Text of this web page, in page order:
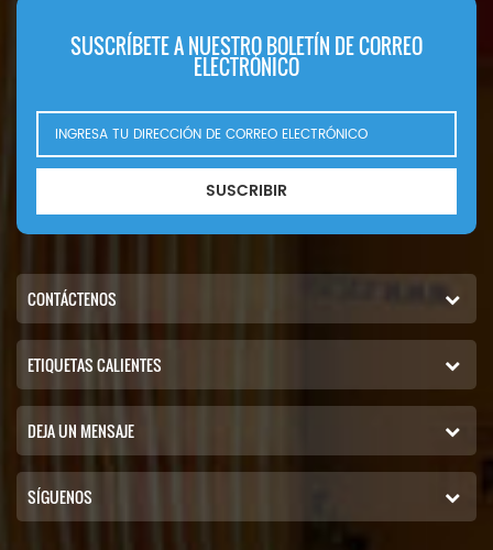
SUSCRÍBETE A NUESTRO BOLETÍN DE CORREO
ELECTRÓNICO
SUSCRIBIR
CONTÁCTENOS
ETIQUETAS CALIENTES
DEJA UN MENSAJE
SÍGUENOS